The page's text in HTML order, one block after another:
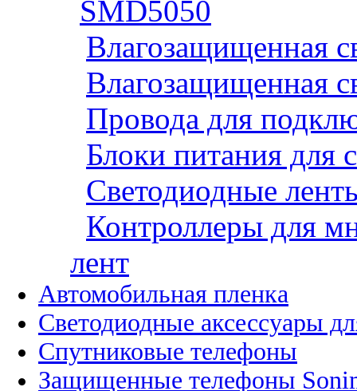
SMD5050
Влагозащищенная
Влагозащищенная
Провода для
Блоки питания для
Светодиодные
Контроллеры для
лент
Автомобильная пленка
Светодиодные аксессуары
Спутниковые телефоны
Защищенные телефоны